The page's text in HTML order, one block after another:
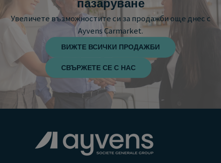
пазаруване
Увеличете възможностите си за продажби още днес с
Ayvens Carmarket.
ВИЖТЕ ВСИЧКИ ПРОДАЖБИ
СВЪРЖЕТЕ СЕ С НАС